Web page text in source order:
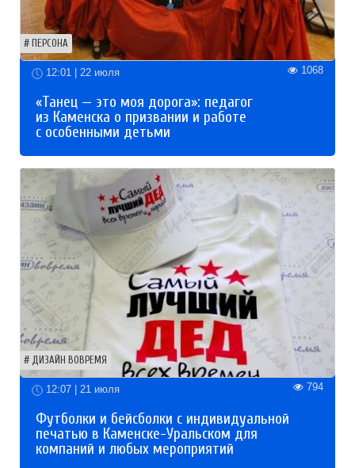
ПЕРСОНА
12:01 | 22 июля 1068
«Танец — это моя дорога»: педагог
из Каменска о призвании и работе
с особенными детьми
ДИЗАЙН ВОВРЕМЯ
12:07 | 21 июля 794
Футболки и бейсболки с индивидуальной
печатью в Каменске-Уральском для
компаний и любых мероприятий